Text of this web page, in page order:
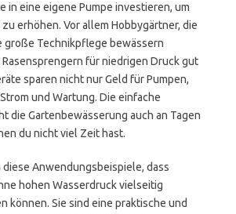
in eine eigene Pumpe investieren, um
erhöhen. Vor allem Hobbygärtner, die
große Technikpflege bewässern
für niedrigen Druck gut
sparen nicht nur Geld für Pumpen,
und Wartung. Die einfache
die Gartenbewässerung auch an Tagen
du nicht viel Zeit hast.
Anwendungsbeispiele, dass
hohen Wasserdruck vielseitig
können. Sie sind eine praktische und